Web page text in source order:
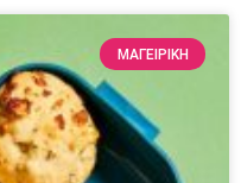
ΜΑΓΕΙΡΙΚΗ